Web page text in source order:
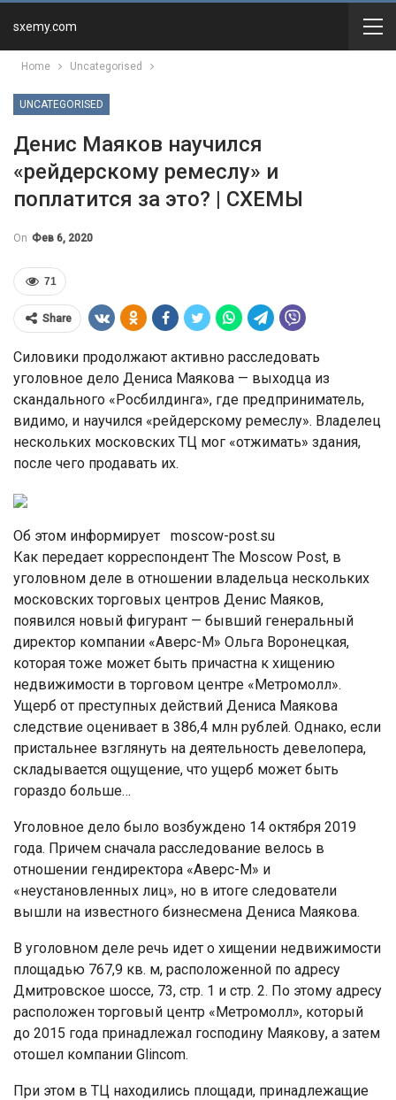
sxemy.com
Home Uncategorised
UNCATEGORISED
Денис Маяков научился
«рейдерскому ремеслу» и
поплатится за это? | СХЕМЫ
On Фев 6, 2020
71
Share
Силовики продолжают активно расследовать
уголовное дело Дениса Маякова — выходца из
скандального «Росбилдинга», где предприниматель,
видимо, и научился «рейдерскому ремеслу». Владелец
нескольких московских ТЦ мог «отжимать» здания,
после чего продавать их.
Об этом информирует moscow-post.su
Как передает корреспондент The Moscow Post, в
уголовном деле в отношении владельца нескольких
московских торговых центров Денис Маяков,
появился новый фигурант — бывший генеральный
директор компании «Аверс-М» Ольга Воронецкая,
которая тоже может быть причастна к хищению
недвижимости в торговом центре «Метромолл».
Ущерб от преступных действий Дениса Маякова
следствие оценивает в 386,4 млн рублей. Однако, если
пристальнее взглянуть на деятельность девелопера,
складывается ощущение, что ущерб может быть
гораздо больше…
Уголовное дело было возбуждено 14 октября 2019
года. Причем сначала расследование велось в
отношении гендиректора «Аверс-М» и
«неустановленных лиц», но в итоге следователи
вышли на известного бизнесмена Дениса Маякова.
В уголовном деле речь идет о хищении недвижимости
площадью 767,9 кв. м, расположенной по адресу
Дмитровское шоссе, 73, стр. 1 и стр. 2. По этому адресу
расположен торговый центр «Метромолл», который
до 2015 года принадлежал господину Маякову, а затем
отошел компании Glincom.
При этом в ТЦ находились площади, принадлежащие